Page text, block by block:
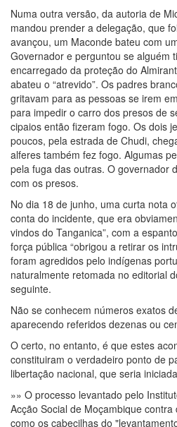
Numa outra versão, da autoria de
mandou prender a delegação, que
avançou, um Maconde bateu com
Governador e perguntou se alguém
encarregado da proteção do
abateu o “atrevido”. Os padres
gritavam para as pessoas se irem
para impedir o carro dos presos de
cipaios então fizeram fogo. Os dois
poucos, pela estrada de Chudi,
alferes também fez fogo. Algumas
pela fuga das outras. O governador
com os presos.
No dia 18 de junho, uma curta nota
conta do incidente, que era
vindos do Tanganica”, com a
força pública “obrigou a retirar os
foram agredidos pelo indígenas
naturalmente retomada no editorial
seguinte.
Não se conhecem números exatos
aparecendo referidos dezenas ou
O certo, no entanto, é que estes
constituiram o verdadeiro ponto de
libertação nacional, que seria
»» O processo levantado pelo
Acção Social de Moçambique
como os cabecilhas do